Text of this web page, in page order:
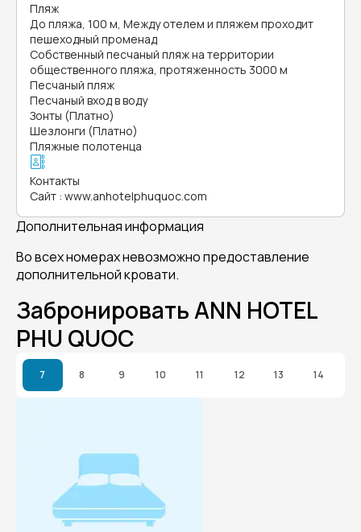
Пляж
До пляжа, 100 м, Между отелем и пляжем проходит
пешеходный променад
Собственный песчаный пляж на территории
общественного пляжа, протяженность 3000 м
Песчаный пляж
Песчаный вход в воду
Зонты (Платно)
Шезлонги (Платно)
Пляжные полотенца
Контакты
Сайт : www.anhotelphuquoc.com
Дополнительная информация
Во всех номерах невозможно предоставление
дополнительной кровати.
Забронировать ANN HOTEL
PHU QUOC
7 8 9 10 11 12 13 14